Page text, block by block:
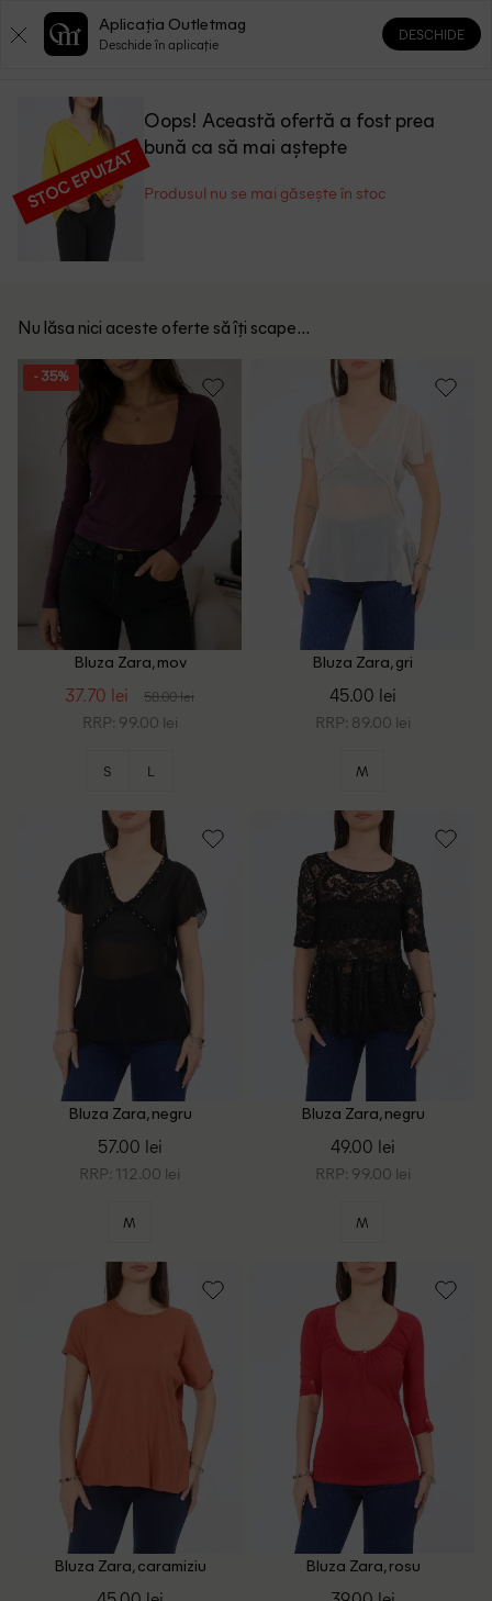
0 0
STOC EPUIZAT
Oops! Această ofertă a fost prea
bună ca să mai aștepte
Produsul nu se mai găsește în stoc
Nu lăsa nici aceste oferte să îți scape...
- 35%
Bluza Zara, mov
37.70 lei 58.00 lei
RRP: 99.00 lei
S L
Bluza Zara, gri
45.00 lei
RRP: 89.00 lei
M
Bluza Zara, negru
57.00 lei
RRP: 112.00 lei
M
Bluza Zara, negru
49.00 lei
RRP: 99.00 lei
M
Bluza Zara, caramiziu Bluza Zara, rosu
Aplicația Outletmag
Deschide în aplicație
DESCHIDE